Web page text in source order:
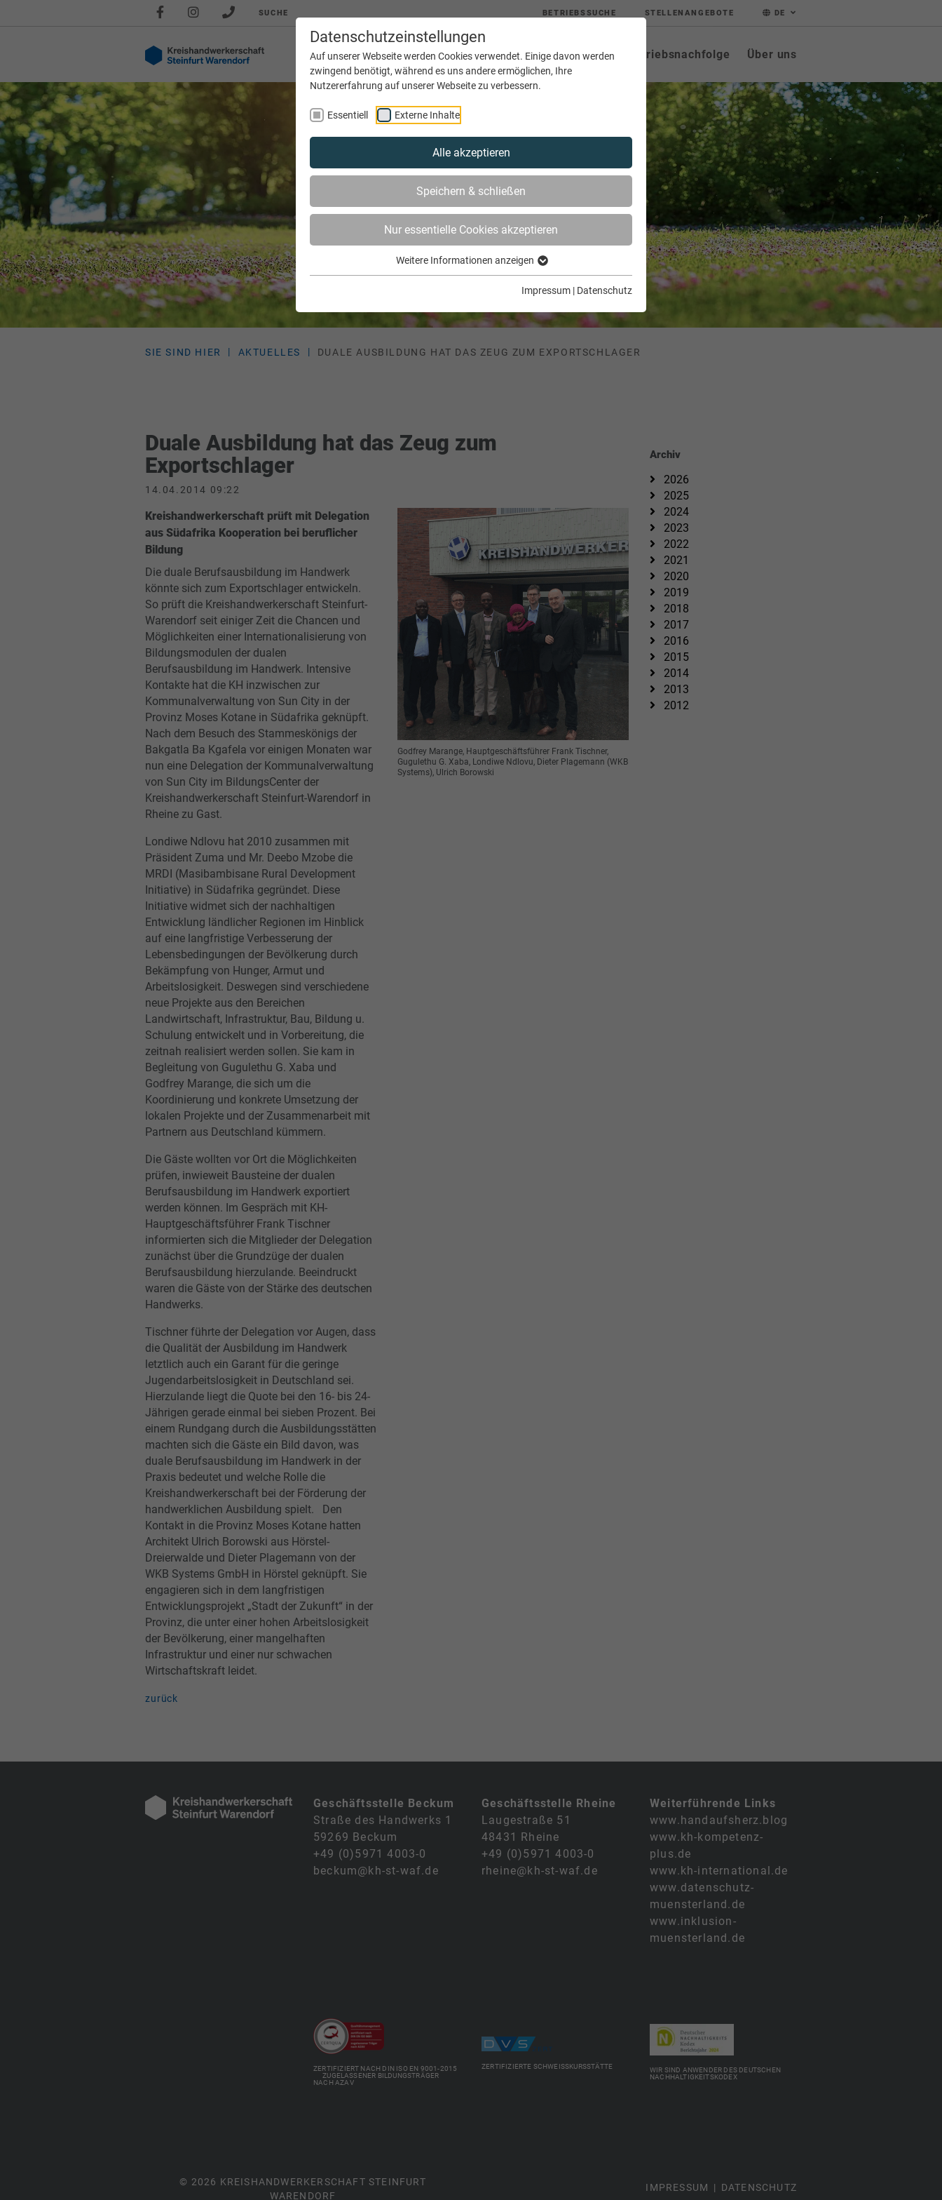
Datenschutzeinstellungen
Auf unserer Webseite werden Cookies verwendet. Einige davon werden
zwingend benötigt, während es uns andere ermöglichen, Ihre
Nutzererfahrung auf unserer Webseite zu verbessern.
Essentiell Externe Inhalte
Alle akzeptieren
Speichern & schließen
Nur essentielle Cookies akzeptieren
Weitere Informationen anzeigen
Impressum | Datenschutz
SUCHE BETRIEBSSUCHE STELLENANGEBOTE DE
Aktuelles Service Bildung Innungen Netzwerke Betriebsnachfolge Über uns
SIE SIND HIER AKTUELLES DUALE AUSBILDUNG HAT DAS ZEUG ZUM EXPORTSCHLAGER
Duale Ausbildung hat das Zeug zum
Exportschlager
14.04.2014 09:22
Kreishandwerkerschaft prüft mit Delegation
aus Südafrika Kooperation bei beruflicher
Bildung
Die duale Berufsausbildung im Handwerk
könnte sich zum Exportschlager entwickeln.
So prüft die Kreishandwerkerschaft Steinfurt-
Warendorf seit einiger Zeit die Chancen und
Möglichkeiten einer Internationalisierung von
Bildungsmodulen der dualen
Berufsausbildung im Handwerk. Intensive
Kontakte hat die KH inzwischen zur
Kommunalverwaltung von Sun City in der
Provinz Moses Kotane in Südafrika geknüpft.
Nach dem Besuch des Stammeskönigs der
Bakgatla Ba Kgafela vor einigen Monaten war
nun eine Delegation der Kommunalverwaltung
von Sun City im BildungsCenter der
Kreishandwerkerschaft Steinfurt-Warendorf in
Rheine zu Gast.
Londiwe Ndlovu hat 2010 zusammen mit
Präsident Zuma und Mr. Deebo Mzobe die
MRDI (Masibambisane Rural Development
Initiative) in Südafrika gegründet. Diese
Initiative widmet sich der nachhaltigen
Entwicklung ländlicher Regionen im Hinblick
auf eine langfristige Verbesserung der
Lebensbedingungen der Bevölkerung durch
Bekämpfung von Hunger, Armut und
Arbeitslosigkeit. Deswegen sind verschiedene
neue Projekte aus den Bereichen
Landwirtschaft, Infrastruktur, Bau, Bildung u.
Schulung entwickelt und in Vorbereitung, die
zeitnah realisiert werden sollen. Sie kam in
Begleitung von Gugulethu G. Xaba und
Godfrey Marange, die sich um die
Koordinierung und konkrete Umsetzung der
lokalen Projekte und der Zusammenarbeit mit
Partnern aus Deutschland kümmern.
Die Gäste wollten vor Ort die Möglichkeiten
prüfen, inwieweit Bausteine der dualen
Berufsausbildung im Handwerk exportiert
werden können. Im Gespräch mit KH-
Hauptgeschäftsführer Frank Tischner
informierten sich die Mitglieder der Delegation
zunächst über die Grundzüge der dualen
Berufsausbildung hierzulande. Beeindruckt
waren die Gäste von der Stärke des deutschen
Handwerks.
Tischner führte der Delegation vor Augen, dass
die Qualität der Ausbildung im Handwerk
letztlich auch ein Garant für die geringe
Jugendarbeitslosigkeit in Deutschland sei.
Hierzulande liegt die Quote bei den 16- bis 24-
Jährigen gerade einmal bei sieben Prozent. Bei
einem Rundgang durch die Ausbildungsstätten
machten sich die Gäste ein Bild davon, was
duale Berufsausbildung im Handwerk in der
Praxis bedeutet und welche Rolle die
Kreishandwerkerschaft bei der Förderung der
handwerklichen Ausbildung spielt. Den
Kontakt in die Provinz Moses Kotane hatten
Architekt Ulrich Borowski aus Hörstel-
Dreierwalde und Dieter Plagemann von der
WKB Systems GmbH in Hörstel geknüpft. Sie
engagieren sich in dem langfristigen
Entwicklungsprojekt „Stadt der Zukunft“ in der
Provinz, die unter einer hohen Arbeitslosigkeit
der Bevölkerung, einer mangelhaften
Infrastruktur und einer nur schwachen
Wirtschaftskraft leidet.
zurück
Godfrey Marange, Hauptgeschäftsführer Frank Tischner,
Gugulethu G. Xaba, Londiwe Ndlovu, Dieter Plagemann (WKB
Systems), Ulrich Borowski
Archiv
2026
2025
2024
2023
2022
2021
2020
2019
2018
2017
2016
2015
2014
2013
2012
Geschäftsstelle Beckum
Straße des Handwerks 1
59269 Beckum
+49 (0)5971 4003-0
beckum@kh-st-waf.de
Geschäftsstelle Rheine
Laugestraße 51
48431 Rheine
+49 (0)5971 4003-0
rheine@kh-st-waf.de
Weiterführende Links
www.handaufsherz.blog
www.kh-kompetenz-
plus.de
www.kh-international.de
www.datenschutz-
muensterland.de
www.inklusion-
muensterland.de
ZERTIFIZIERT NACH DIN ISO EN 9001-2015
ZUGELASSENER BILDUNGSTRÄGER
NACH AZAV
ZERTIFIZIERTE SCHWEISSKURSSTÄTTE WIR SIND ANWENDER DES DEUTSCHEN
NACHHALTIGKEITSKODEX
© 2026 KREISHANDWERKERSCHAFT STEINFURT
WARENDORF
IMPRESSUM DATENSCHUTZ